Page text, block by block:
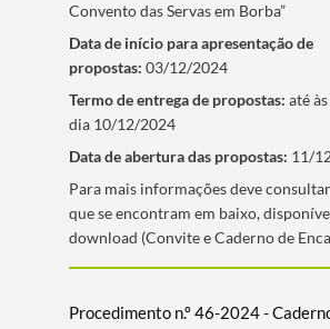
Convento das Servas em Borba”
Data de iní­cio para apresentação de
propostas:03/12/2024
Termo de entrega de propostas:até
dia 10/12/2024
Data de abertura das propostas: 11/
​Para mais informações deve
que se encontram em baixo,
download (Convite e Caderno de
Procedimento n.º 46-2024 -